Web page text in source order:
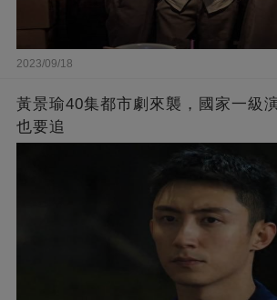
2023/09/18
黃景瑜40集都市劇來襲，國家一級
也要追